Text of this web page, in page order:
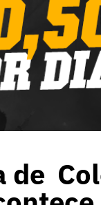
de